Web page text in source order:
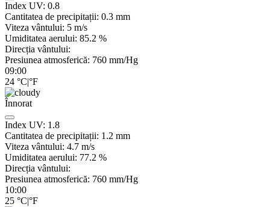
Index UV: 0.8
Cantitatea de precipitații: 0.3 mm
Viteza vântului: 5 m/s
Umiditatea aerului: 85.2 %
Direcția vântului:
Presiunea atmosferică: 760 mm/Hg
09:00
24 °C|°F
Înnorat
Index UV: 1.8
Cantitatea de precipitații: 1.2 mm
Viteza vântului: 4.7 m/s
Umiditatea aerului: 77.2 %
Direcția vântului:
Presiunea atmosferică: 760 mm/Hg
10:00
25 °C|°F